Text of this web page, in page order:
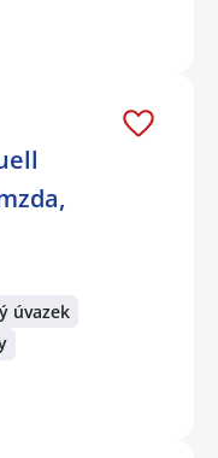
úvazek